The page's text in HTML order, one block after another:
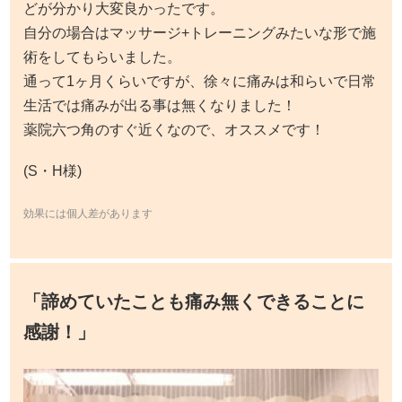
どが分かり大変良かったです。
自分の場合はマッサージ+トレーニングみたいな形で施
術をしてもらいました。
通って1ヶ月くらいですが、徐々に痛みは和らいで日常
生活では痛みが出る事は無くなりました！
薬院六つ角のすぐ近くなので、オススメです！
(S・H様)
効果には個人差があります
「諦めていたことも痛み無くできることに
感謝！
」